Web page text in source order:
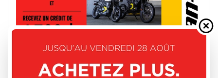
Achetez votre nouvelle moto électrique Can-Am à
partir de 13 299 $ et recevez un crédit de 1 700 $ en